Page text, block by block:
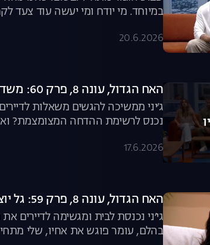
במיוחד. מי יודח ומי יעשה עוד צעד
20.6.2026
האח הגדול, עונה 8, פרק 60: משדר הדחה!
ג׳יני ממשיכה להגשים משאלות
נכנס לרשימת ההדחה המצומצמת? ואת מי אתם תחליטו להדיח 10
17.6.2026
האח הגדול, עונה 8, פרק 59: גל יוצאת מהבית
גי׳ני נכנסת לבית ומגשימה
בהלם, עומר פוגש את אחיו, שלי